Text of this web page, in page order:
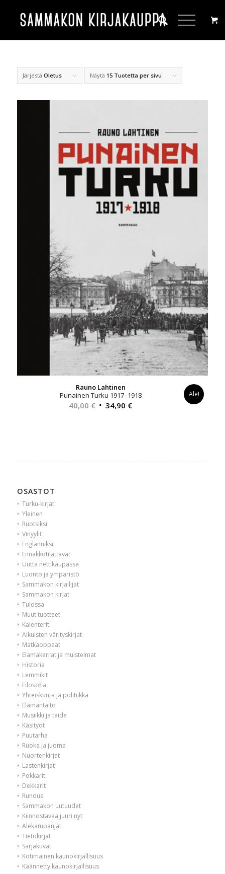
Järjestä Oletus Näytä 15 Tuotetta per sivu
Rauno Lahtinen
Punainen Turku 1917–1918
40,00€ Alkuperäinen
34,90 €Nykyinen
Ale!
OSASTOT
Turku-kirjat
Yleinen
Ruotsiksi
Vinyylit
Englanniksi
Ennakkotilattavat
Uutta nettikaupassa
Luonto ja ympäristö
Sammakon kirjailijat
Sammakon kirjat
Tulossa
Muut tuotteet
Kalenterit
Aikuisten värityskirjat
Matkaoppaat
Elämäkerrat ja muistelmat
Historia
Lemmikit
Filosofia
Yhteiskunta ja politiikka
Elämäntaito
Musiikki ja taide
Käsityöt
Puutarha
Ruoka ja juoma
Nuortenkirjat
Lastenkirjat
Pokkarit
Dekkarit
Runous
Sammakon uutuudet
Kiinnostavaa juuri nyt
Alekampanjat
Tietokirjat
Sarjakuvat
Kotimainen kaunokirjallisuus
Käännetty kaunokirjallisuus